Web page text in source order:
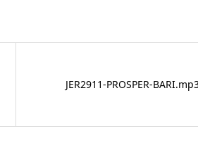
JER2911-PROSPER-